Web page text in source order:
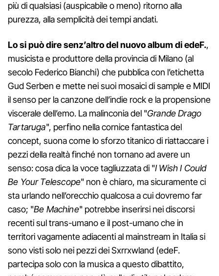
più di qualsiasi (auspicabile o meno) ritorno alla
purezza, alla semplicità dei tempi andati.
Lo si può dire senz’altro del nuovo album di edeF.,
musicista e produttore della provincia di Milano (al
secolo Federico Bianchi) che pubblica con l’etichetta
Gud Serben e mette nei suoi mosaici di sample e MIDI
il senso per la canzone dell’indie rock e la propensione
viscerale dell’emo. La malinconia del "Grande Drago
Tartaruga", perfino nella cornice fantastica del
concept, suona come lo sforzo titanico di riattaccare i
pezzi della realtà finché non tornano ad avere un
senso: cosa dica la voce tagliuzzata di "I Wish I Could
Be Your Telescope" non è chiaro, ma sicuramente ci
sta urlando nell’orecchio qualcosa a cui dovremo far
caso; "Be Machine" potrebbe inserirsi nei discorsi
recenti sul trans-umano e il post-umano che in
territori vagamente adiacenti al mainstream in Italia si
sono visti solo nei pezzi dei Sxrrxwland (edeF.
partecipa solo con la musica a questo dibattito,